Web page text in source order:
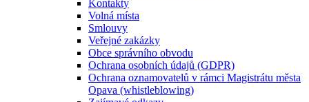
Kontakty
Volná místa
Smlouvy
Veřejné zakázky
Obce správního obvodu
Ochrana osobních údajů (GDPR)
Ochrana oznamovatelů v rámci Magistrátu města
Opava (whistleblowing)